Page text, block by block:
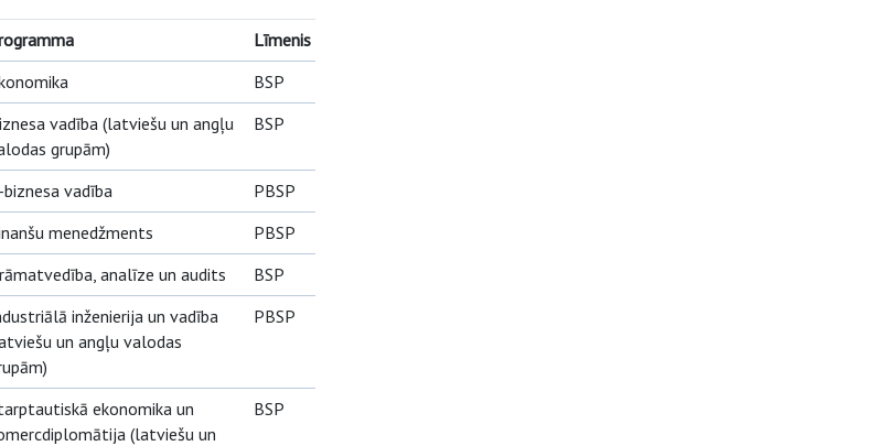
Līmenis
BSP
vadība (latviešu un angļu
grupām)
BSP
biznesa vadība
PBSP
menedžments
PBSP
analīze un audits
BSP
inženierija un vadība
un angļu valodas
PBSP
ekonomika un
(latviešu un
BSP